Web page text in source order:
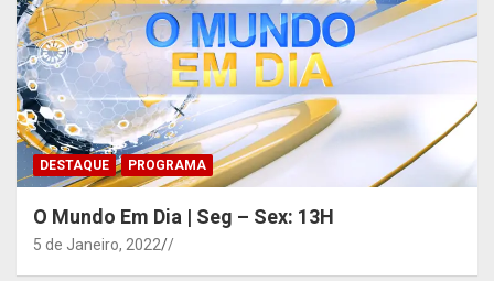
DESTAQUE PROGRAMA
O Mundo Em Dia | Seg – Sex: 13H
5 de Janeiro, 2022 /